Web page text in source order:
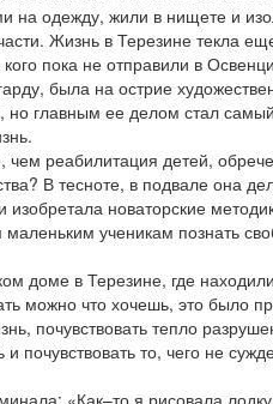
на одежду, жили в нищете и
Жизнь в Терезине текла
пока не отправили в
была на острие
главным ее делом стал
чем реабилитация детей,
В тесноте, в подвале она
изобретала новаторские
ученикам познать
доме в Терезине, где
можно что хочешь, это было
почувствовать тепло
почувствовать то, чего не
«Как–то я рисовала